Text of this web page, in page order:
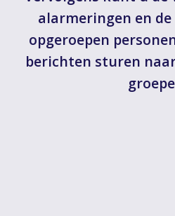
alarmeringen en de
opgeroepen
berichten sturen